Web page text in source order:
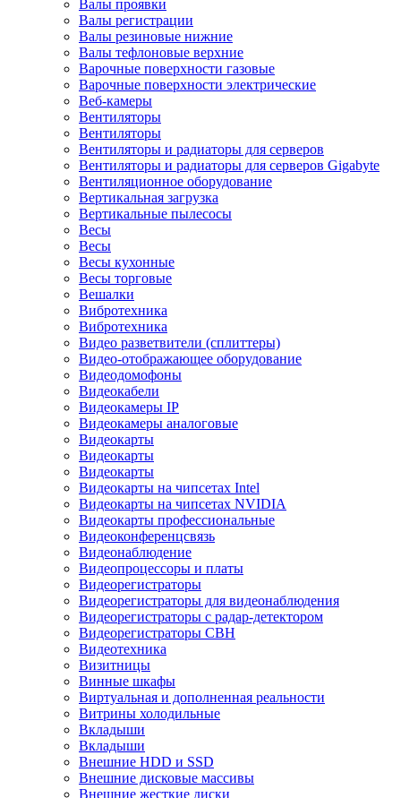
Валы проявки
Валы регистрации
Валы резиновые нижние
Валы тефлоновые верхние
Варочные поверхности газовые
Варочные поверхности электрические
Веб-камеры
Вентиляторы
Вентиляторы
Вентиляторы и радиаторы для серверов
Вентиляторы и радиаторы для серверов Gigabyte
Вентиляционное оборудование
Вертикальная загрузка
Вертикальные пылесосы
Весы
Весы
Весы кухонные
Весы торговые
Вешалки
Вибротехника
Вибротехника
Видео разветвители (сплиттеры)
Видео-отображающее оборудование
Видеодомофоны
Видеокабели
Видеокамеры IP
Видеокамеры аналоговые
Видеокарты
Видеокарты
Видеокарты
Видеокарты на чипсетах Intel
Видеокарты на чипсетах NVIDIA
Видеокарты профессиональные
Видеоконференцсвязь
Видеонаблюдение
Видеопроцессоры и платы
Видеорегистраторы
Видеорегистраторы для видеонаблюдения
Видеорегистраторы с радар-детектором
Видеорегистраторы СВН
Видеотехника
Визитницы
Винные шкафы
Виртуальная и дополненная реальности
Витрины холодильные
Вкладыши
Вкладыши
Внешние HDD и SSD
Внешние дисковые массивы
Внешние жесткие диски